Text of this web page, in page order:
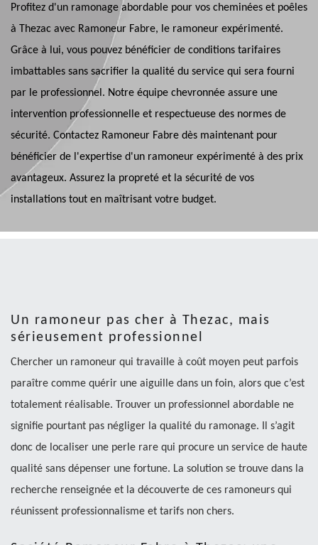
Profitez d'un ramonage abordable pour vos cheminées et poêles
à Thezac avec Ramoneur Fabre, le ramoneur expérimenté.
Grâce à lui, vous pouvez bénéficier de conditions tarifaires
imbattables sans sacrifier la qualité du service qui sera fourni
par le professionnel. Notre équipe chevronnée assure une
intervention professionnelle et respectueuse des normes de
sécurité. Contactez Ramoneur Fabre dès maintenant pour
bénéficier de l'expertise d'un ramoneur expérimenté à des prix
avantageux. Assurez la propreté et la sécurité de vos
installations tout en maîtrisant votre budget.
Un ramoneur pas cher à Thezac, mais
sérieusement professionnel
Chercher un ramoneur qui travaille à coût moyen peut parfois
paraître comme quérir une aiguille dans un foin, alors que c’est
totalement réalisable. Trouver un professionnel abordable ne
signifie pourtant pas négliger la qualité du ramonage. Il s’agit
donc de localiser une perle rare qui procure un service de haute
qualité sans dépenser une fortune. La solution se trouve dans la
recherche renseignée et la découverte de ces ramoneurs qui
réunissent professionnalisme et tarifs non chers.